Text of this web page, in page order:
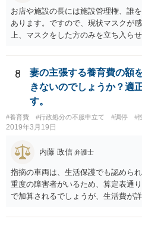
お店や施設の長には施設管理権、誰
あります。ですので、現状マスクが
上、マスクをした方のみを立ち入ら
など公益的な側面のある業種ですと
られた理由以外での利用拒否は禁止
スクなしだけでの利用拒否は問題と
ては慰謝料の請求は認められないと
8
妻の主張する養育費の額
きないのでしょうか？適
す。
#養育費 #行政処分の不服申立て #調停 #
2019年3月19日
内藤 政信 弁護士
指摘の車両は、生活保護でも認めら
重度の障害者がいるため、算定表通
で加算されるでしょうが、生活費が
が分与額になるでしょう。 一度家裁